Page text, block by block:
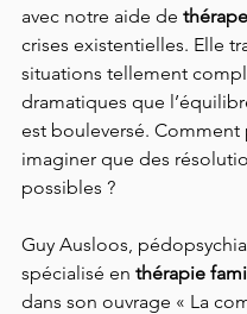
avec notre aide de
crises existentielles. Elle
situations tellement
dramatiques que
est bouleversé. Comment
imaginer que des
possibles ?
Guy Ausloos,
spécialisé en thérapie
dans son ouvrage « La